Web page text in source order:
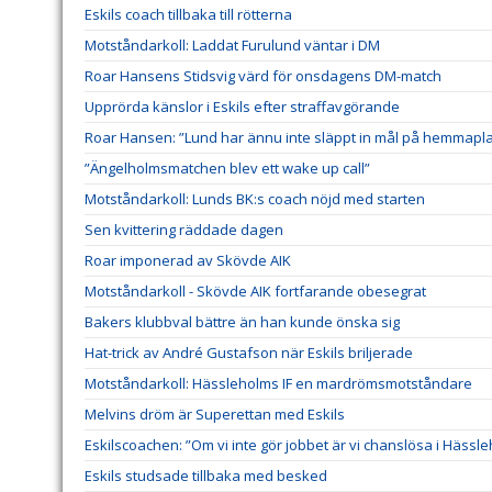
Eskils coach tillbaka till rötterna
Motståndarkoll: Laddat Furulund väntar i DM
Roar Hansens Stidsvig värd för onsdagens DM-match
Upprörda känslor i Eskils efter straffavgörande
Roar Hansen: ”Lund har ännu inte släppt in mål på
”Ängelholmsmatchen blev ett wake up call”
Motståndarkoll: Lunds BK:s coach nöjd med starten
Sen kvittering räddade dagen
Roar imponerad av Skövde AIK
Motståndarkoll - Skövde AIK fortfarande obesegrat
Bakers klubbval bättre än han kunde önska sig
Hat-trick av André Gustafson när Eskils briljerade
Motståndarkoll: Hässleholms IF en mardrömsmotståndare
Melvins dröm är Superettan med Eskils
Eskilscoachen: ”Om vi inte gör jobbet är vi chanslösa i
Eskils studsade tillbaka med besked